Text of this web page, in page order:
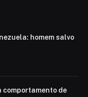
homem salvo
comportamento de